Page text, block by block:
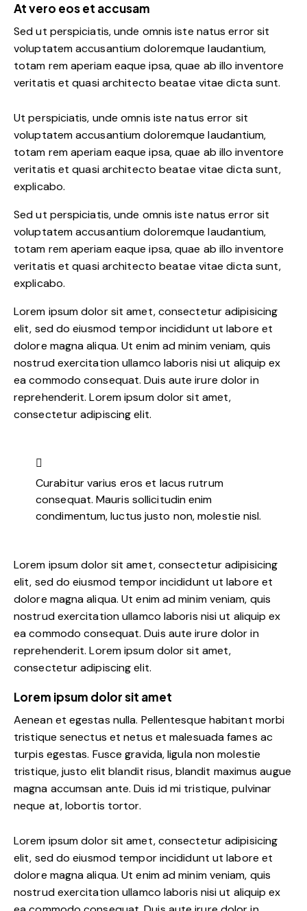
At vero eos et accusam
Sed ut perspiciatis, unde omnis iste natus error sit
voluptatem accusantium doloremque laudantium,
totam rem aperiam eaque ipsa, quae ab illo inventore
veritatis et quasi architecto beatae vitae dicta sunt.
Ut perspiciatis, unde omnis iste natus error sit
voluptatem accusantium doloremque laudantium,
totam rem aperiam eaque ipsa, quae ab illo inventore
veritatis et quasi architecto beatae vitae dicta sunt,
explicabo.
Sed ut perspiciatis, unde omnis iste natus error sit
voluptatem accusantium doloremque laudantium,
totam rem aperiam eaque ipsa, quae ab illo inventore
veritatis et quasi architecto beatae vitae dicta sunt,
explicabo.
Lorem ipsum dolor sit amet, consectetur adipisicing
elit, sed do eiusmod tempor incididunt ut labore et
dolore magna aliqua. Ut enim ad minim veniam, quis
nostrud exercitation ullamco laboris nisi ut aliquip ex
ea commodo consequat. Duis aute irure dolor in
reprehenderit. Lorem ipsum dolor sit amet,
consectetur adipiscing elit.
Curabitur varius eros et lacus rutrum
consequat. Mauris sollicitudin enim
condimentum, luctus justo non, molestie nisl.
Lorem ipsum dolor sit amet, consectetur adipisicing
elit, sed do eiusmod tempor incididunt ut labore et
dolore magna aliqua. Ut enim ad minim veniam, quis
nostrud exercitation ullamco laboris nisi ut aliquip ex
ea commodo consequat. Duis aute irure dolor in
reprehenderit. Lorem ipsum dolor sit amet,
consectetur adipiscing elit.
Lorem ipsum dolor sit amet
Aenean et egestas nulla. Pellentesque habitant morbi
tristique senectus et netus et malesuada fames ac
turpis egestas. Fusce gravida, ligula non molestie
tristique, justo elit blandit risus, blandit maximus augue
magna accumsan ante. Duis id mi tristique, pulvinar
neque at, lobortis tortor.
Lorem ipsum dolor sit amet, consectetur adipisicing
elit, sed do eiusmod tempor incididunt ut labore et
dolore magna aliqua. Ut enim ad minim veniam, quis
nostrud exercitation ullamco laboris nisi ut aliquip ex